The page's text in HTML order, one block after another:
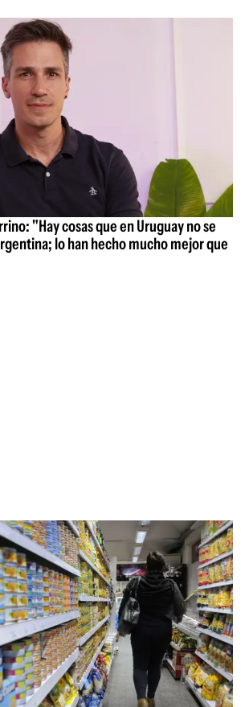
"Hay cosas que en Uruguay no se
lo han hecho mucho mejor que